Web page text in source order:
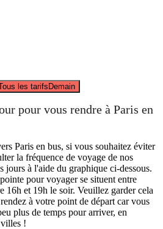
les tarifsDemain
pour vous rendre à Paris en
Paris en bus, si vous souhaitez éviter
la fréquence de voyage de nos
jours à l'aide du graphique ci-dessous.
pour voyager se situent entre
16h et 19h le soir. Veuillez garder cela
à votre point de départ car vous
plus de temps pour arriver, en
!